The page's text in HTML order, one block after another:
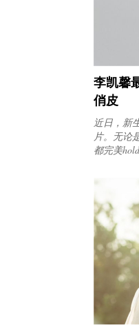
李凯馨
俏皮
近日，新
片。无论
都完美